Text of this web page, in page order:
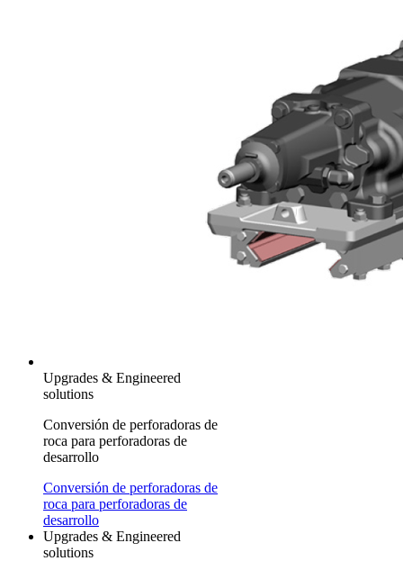
Upgrades & Engineered
solutions
Conversión de perforadoras de
roca para perforadoras de
desarrollo
Conversión de perforadoras de
roca para perforadoras de
desarrollo
Upgrades & Engineered
solutions